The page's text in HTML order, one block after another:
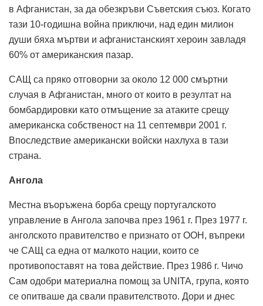
в Афганистан, за да обезкръви Съветския съюз. Когато
тази 10-годишна война приключи, над един милион
души бяха мъртви и афганистанският хероин завладя
60% от американския пазар.
САЩ са пряко отговорни за около 12 000 смъртни
случая в Афганистан, много от които в резултат на
бомбардировки като отмъщение за атаките срещу
американска собственост на 11 септември 2001 г.
Впоследствие американски войски нахлуха в тази
страна.
Ангола
Местна въоръжена борба срещу португалското
управление в Ангола започва през 1961 г. През 1977 г.
анголското правителство е признато от ООН, въпреки
че САЩ са една от малкото нации, които се
противопоставят на това действие. През 1986 г. Чичо
Сам одобри материална помощ за UNITA, група, която
се опитваше да свали правителството. Дори и днес